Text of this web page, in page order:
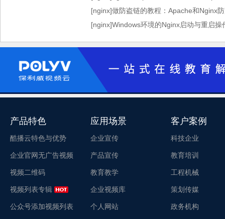
[nginx]做防盗链的教程：Apache和Nginx
[nginx]Windows环境的Nginx启动与重启操
产品特色
酷播云特色与优势
企业官网无广告视频
视频二维码
视频列表专辑
公众号添加视频列表
应用场景
企业宣传
产品宣传
教育教学
企业视频库
个人网站
客户案例
科技企业
教育培训
工程机械
策划传媒
政务机构